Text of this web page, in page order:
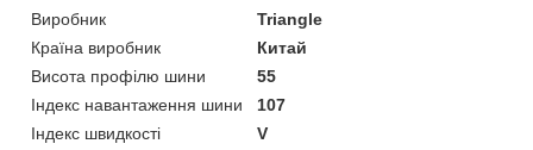
Виробник
Triangle
Країна виробник
Китай
Висота профілю шини
55
Індекс навантаження шини
107
Індекс швидкості
V